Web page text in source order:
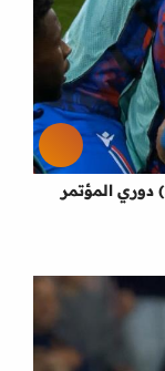
اهداف مباراة كريستال بالاس وشاختار (2-1) دوري المؤتمر